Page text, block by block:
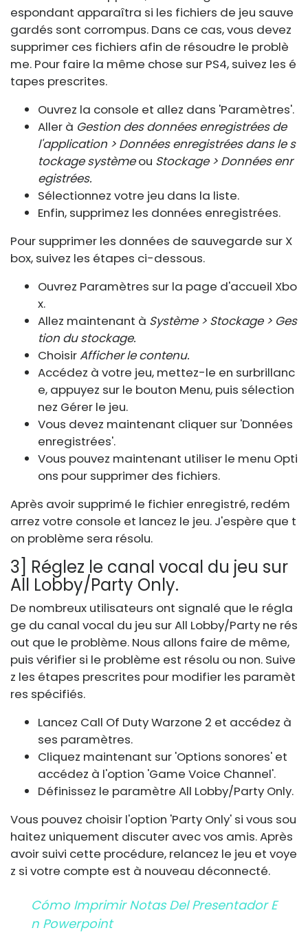
espondant apparaîtra si les fichiers de jeu sauve
gardés sont corrompus. Dans ce cas, vous devez
supprimer ces fichiers afin de résoudre le problè
me. Pour faire la même chose sur PS4, suivez les é
tapes prescrites.
Ouvrez la console et allez dans 'Paramètres'.
Aller à Gestion des données enregistrées de
l'application > Données enregistrées dans le s
tockage systèmeou Stockage > Données enr
egistrées.
Sélectionnez votre jeu dans la liste.
Enfin, supprimez les données enregistrées.
Pour supprimer les données de sauvegarde sur X
box, suivez les étapes ci-dessous.
Ouvrez Paramètres sur la page d'accueil Xbo
x.
Allez maintenant à Système > Stockage > Ges
tion du stockage.
ChoisirAfficher le contenu.
Accédez à votre jeu, mettez-le en surbrillanc
e, appuyez sur le bouton Menu, puis sélection
nez Gérer le jeu.
Vous devez maintenant cliquer sur 'Données
enregistrées'.
Vous pouvez maintenant utiliser le menu Opti
ons pour supprimer des fichiers.
Après avoir supprimé le fichier enregistré, redém
arrez votre console et lancez le jeu. J'espère que t
on problème sera résolu.
3] Réglez le canal vocal du jeu sur
All Lobby/Party Only.
De nombreux utilisateurs ont signalé que le régla
ge du canal vocal du jeu sur All Lobby/Party ne rés
out que le problème. Nous allons faire de même,
puis vérifier si le problème est résolu ou non. Suive
z les étapes prescrites pour modifier les paramèt
res spécifiés.
Lancez Call Of Duty Warzone 2 et accédez à
ses paramètres.
Cliquez maintenant sur 'Options sonores' et
accédez à l'option 'Game Voice Channel'.
Définissez le paramètre All Lobby/Party Only.
Vous pouvez choisir l'option 'Party Only' si vous sou
haitez uniquement discuter avec vos amis. Après
avoir suivi cette procédure, relancez le jeu et voye
z si votre compte est à nouveau déconnecté.
Cómo Imprimir Notas Del Presentador E
N Powerpoint